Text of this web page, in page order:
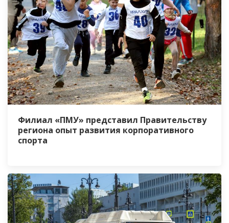
Филиал «ПМУ» представил Правительству
региона опыт развития корпоративного
спорта